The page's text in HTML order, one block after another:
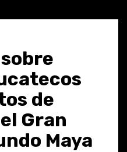
de
Gran
Maya